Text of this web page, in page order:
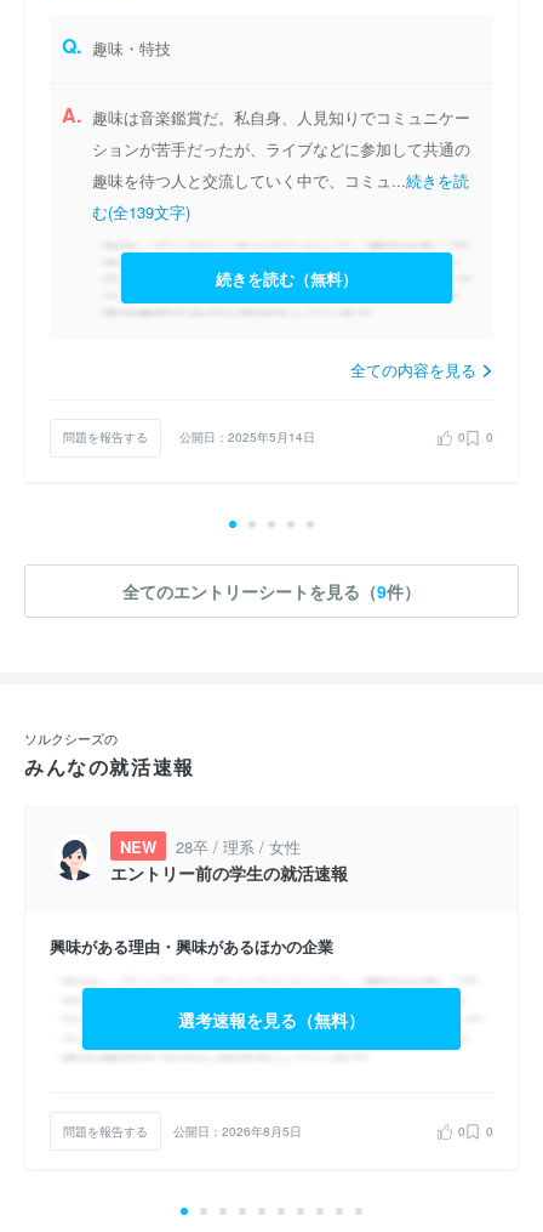
Q. 趣味・特技
A. 趣味は音楽鑑賞だ。私自身、人見知りでコミュニケー
ションが苦手だったが、ライブなどに参加して共通の
趣味を待つ人と交流していく中で、コミュ...続きを読
む(全139文字)
続きを読む（無料）
全ての内容を見る
問題を報告する 公開日：2025年5月14日 0 0
全てのエントリーシートを見る（9件）
ソルクシーズの
みんなの就活速報
NEW 28卒 / 理系 / 女性
エントリー前の学生の就活速報
興味がある理由・興味があるほかの企業
選考速報を見る（無料）
問題を報告する 公開日：2026年8月5日 0 0